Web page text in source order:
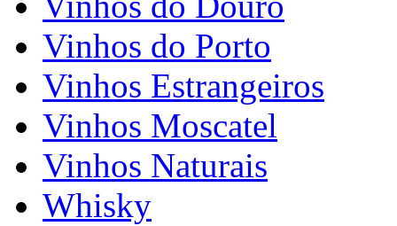
Vinhos do Porto
Vinhos Estrangeiros
Vinhos Moscatel
Vinhos Naturais
Whisky